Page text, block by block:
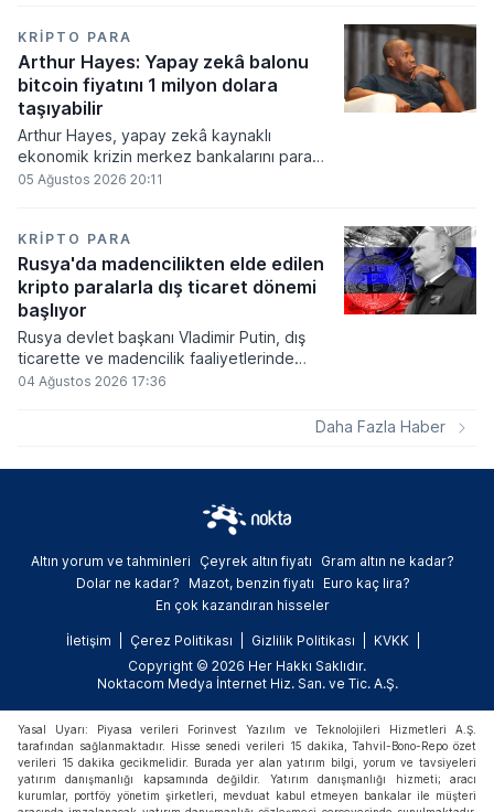
açıklanacak enflasyon rakamlarına ve
küresel gelişmelere çevrildi.
KRIPTO PARA
Arthur Hayes: Yapay zekâ balonu
bitcoin fiyatını 1 milyon dolara
taşıyabilir
Arthur Hayes, yapay zekâ kaynaklı
ekonomik krizin merkez bankalarını para
basmaya zorlayacağını ve bu durumun
kayıplarının tetikleyeceği kredi krizinin
küresel likidite artışına yol açacağını belirtti
ve bitcoinin bu süreçte en hızlı tepki veren
varlık olacağı vurguladı.
05 Ağustos 2026 20:11
KRIPTO PARA
Rusya'da madencilikten elde edilen
kripto paralarla dış ticaret dönemi
başlıyor
Rusya devlet başkanı Vladimir Putin, dış
ticarette ve madencilik faaliyetlerinde
kripto varlıkların kullanımına onay veren
04 Ağustos 2026 17:36
Daha Fazla Haber
Altın yorum ve tahminleri Çeyrek altın fiyatı
Gram altın ne kadar?
Dolar ne kadar?
Mazot, benzin fiyatı
Euro kaç lira?
En çok kazandıran hisseler
İletişim Çerez Politikası Gizlilik Politikası
KVKK
Copyright © 2026 Her Hakkı Saklıdır.
Noktacom Medya İnternet Hiz. San. ve Tic. A.Ş.
Yasal Uyarı: Piyasa verileri Forinvest Yazılım ve Teknolojileri Hizmetleri A.Ş.
tarafından sağlanmaktadır. Hisse senedi verileri 15 dakika, Tahvil-Bono-Repo özet
verileri 15 dakika gecikmelidir. Burada yer alan yatırım bilgi, yorum ve tavsiyeleri
yatırım danışmanlığı kapsamında değildir. Yatırım danışmanlığı hizmeti; aracı
kurumlar, portföy yönetim şirketleri, mevduat kabul etmeyen bankalar ile müşteri